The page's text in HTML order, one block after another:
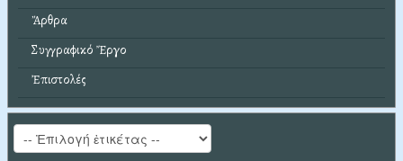
Ἄρθρα
Συγγραφικό Ἔργο
Ἐπιστολές